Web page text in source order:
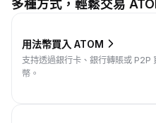
多種方式，輕鬆交易
用法幣買入 ATOM
支持透過銀行卡、銀行轉賬或 P2P
幣。